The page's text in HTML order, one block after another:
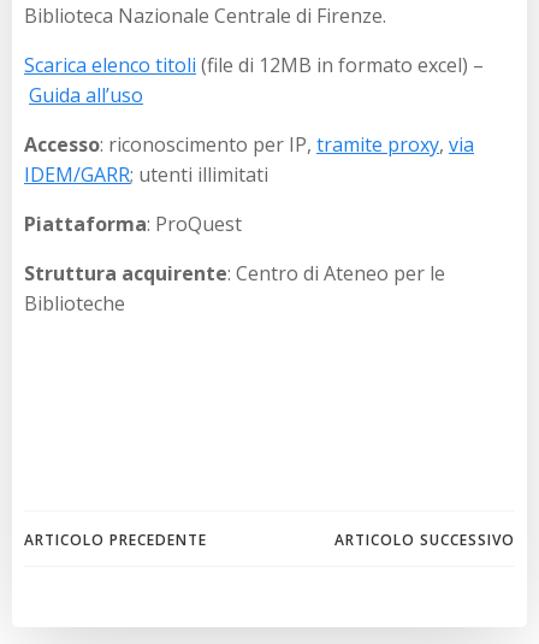
Biblioteca Nazionale Centrale di Firenze.
Scarica elenco titoli (file di 12MB in formato excel) –
Guida all’uso
Accesso: riconoscimento per IP, tramite proxy, via
IDEM/GARR; utenti illimitati
Piattaforma: ProQuest
Struttura acquirente: Centro di Ateneo per le
Biblioteche
Navigazione
articoli
ARTICOLO PRECEDENTE
Navigazione
articoli
ARTICOLO SUCCESSIVO